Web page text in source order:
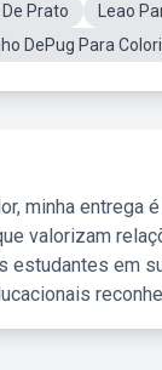
Prato
Leao
DePug Para
minha entrega
valorizam
estudantes em